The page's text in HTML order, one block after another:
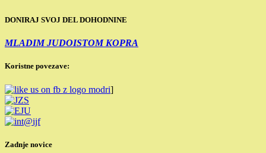
DONIRAJ SVOJ DEL DOHODNINE
MLADIM JUDOISTOM KOPRA
Koristne povezave:
]
Zadnje novice